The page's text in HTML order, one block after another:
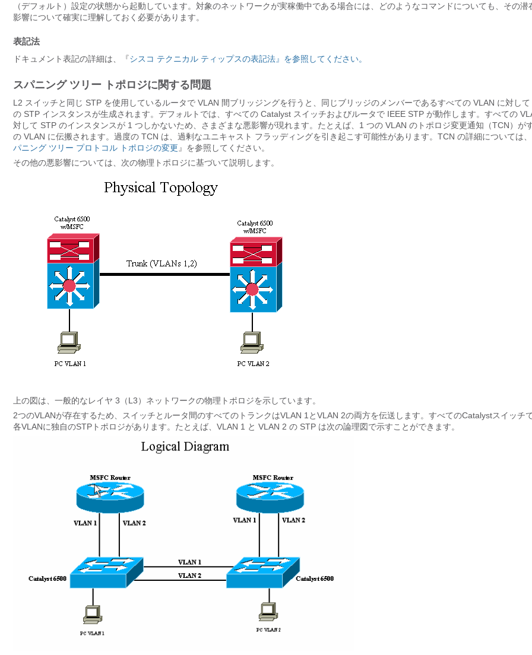
（デフォルト）設定の状態から起動しています。対象のネットワークが実稼働中である場合には、どのようなコマンドについても、その潜
影響について確実に理解しておく必要があります。
表記法
ドキュメント表記の詳細は、『シスコ テクニカル ティップスの表記法』を参照してください。
スパニング ツリー トポロジに関する問題
L2 スイッチと同じ STP を使用しているルータで VLAN 間ブリッジングを行うと、同じブリッジのメンバーであるすべての VLAN に対し
の STP インスタンスが生成されます。デフォルトでは、すべての Catalyst スイッチおよびルータで IEEE STP が動作します。すべての
対して STP のインスタンスが 1 つしかないため、さまざまな悪影響が現れます。たとえば、1 つの VLAN のトポロジ変更通知（TCN）が
の VLAN に伝搬されます。過度の TCN は、過剰なユニキャスト フラッディングを引き起こす可能性があります。TCN の詳細については
パニング ツリー プロトコル トポロジの変更 』を参照してください。
その他の悪影響については、次の物理トポロジに基づいて説明します。
上の図は、一般的なレイヤ 3（L3）ネットワークの物理トポロジを示しています。
2つのVLANが存在するため、スイッチとルータ間のすべてのトランクはVLAN 1とVLAN 2の両方を伝送します。すべてのCatalystスイッチ
各VLANに独自のSTPトポロジがあります。たとえば、VLAN 1 と VLAN 2 の STP は次の論理図で示すことができます。